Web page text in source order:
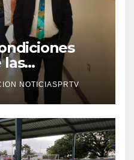
las
NOTICIASPRTV